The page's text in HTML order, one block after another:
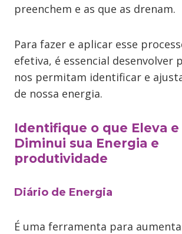
preenchem e as que as drenam.
Para fazer e aplicar esse
efetiva, é essencial desenvolver
nos permitam identificar e
de nossa energia.
Identifique o que Eleva e
Diminui sua Energia e
produtividade
Diário de Energia
É uma ferramenta para